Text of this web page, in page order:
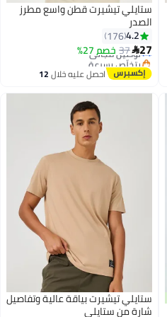
3
ستايلي تيشيرت قطن واسع مطرز
الصدر
4.2
176
27
37 خصم 27%
#19 في تيشيرتات رجالية
أقل سعر في 30 يوم
توصيل مجاني
بتخلّص بسرعة
#19 في تيشيرتات رجالية احصل عليه خلال12
ستايلي تيشيرت بياقة عالية وتفاصيل
شارة من ستايلي